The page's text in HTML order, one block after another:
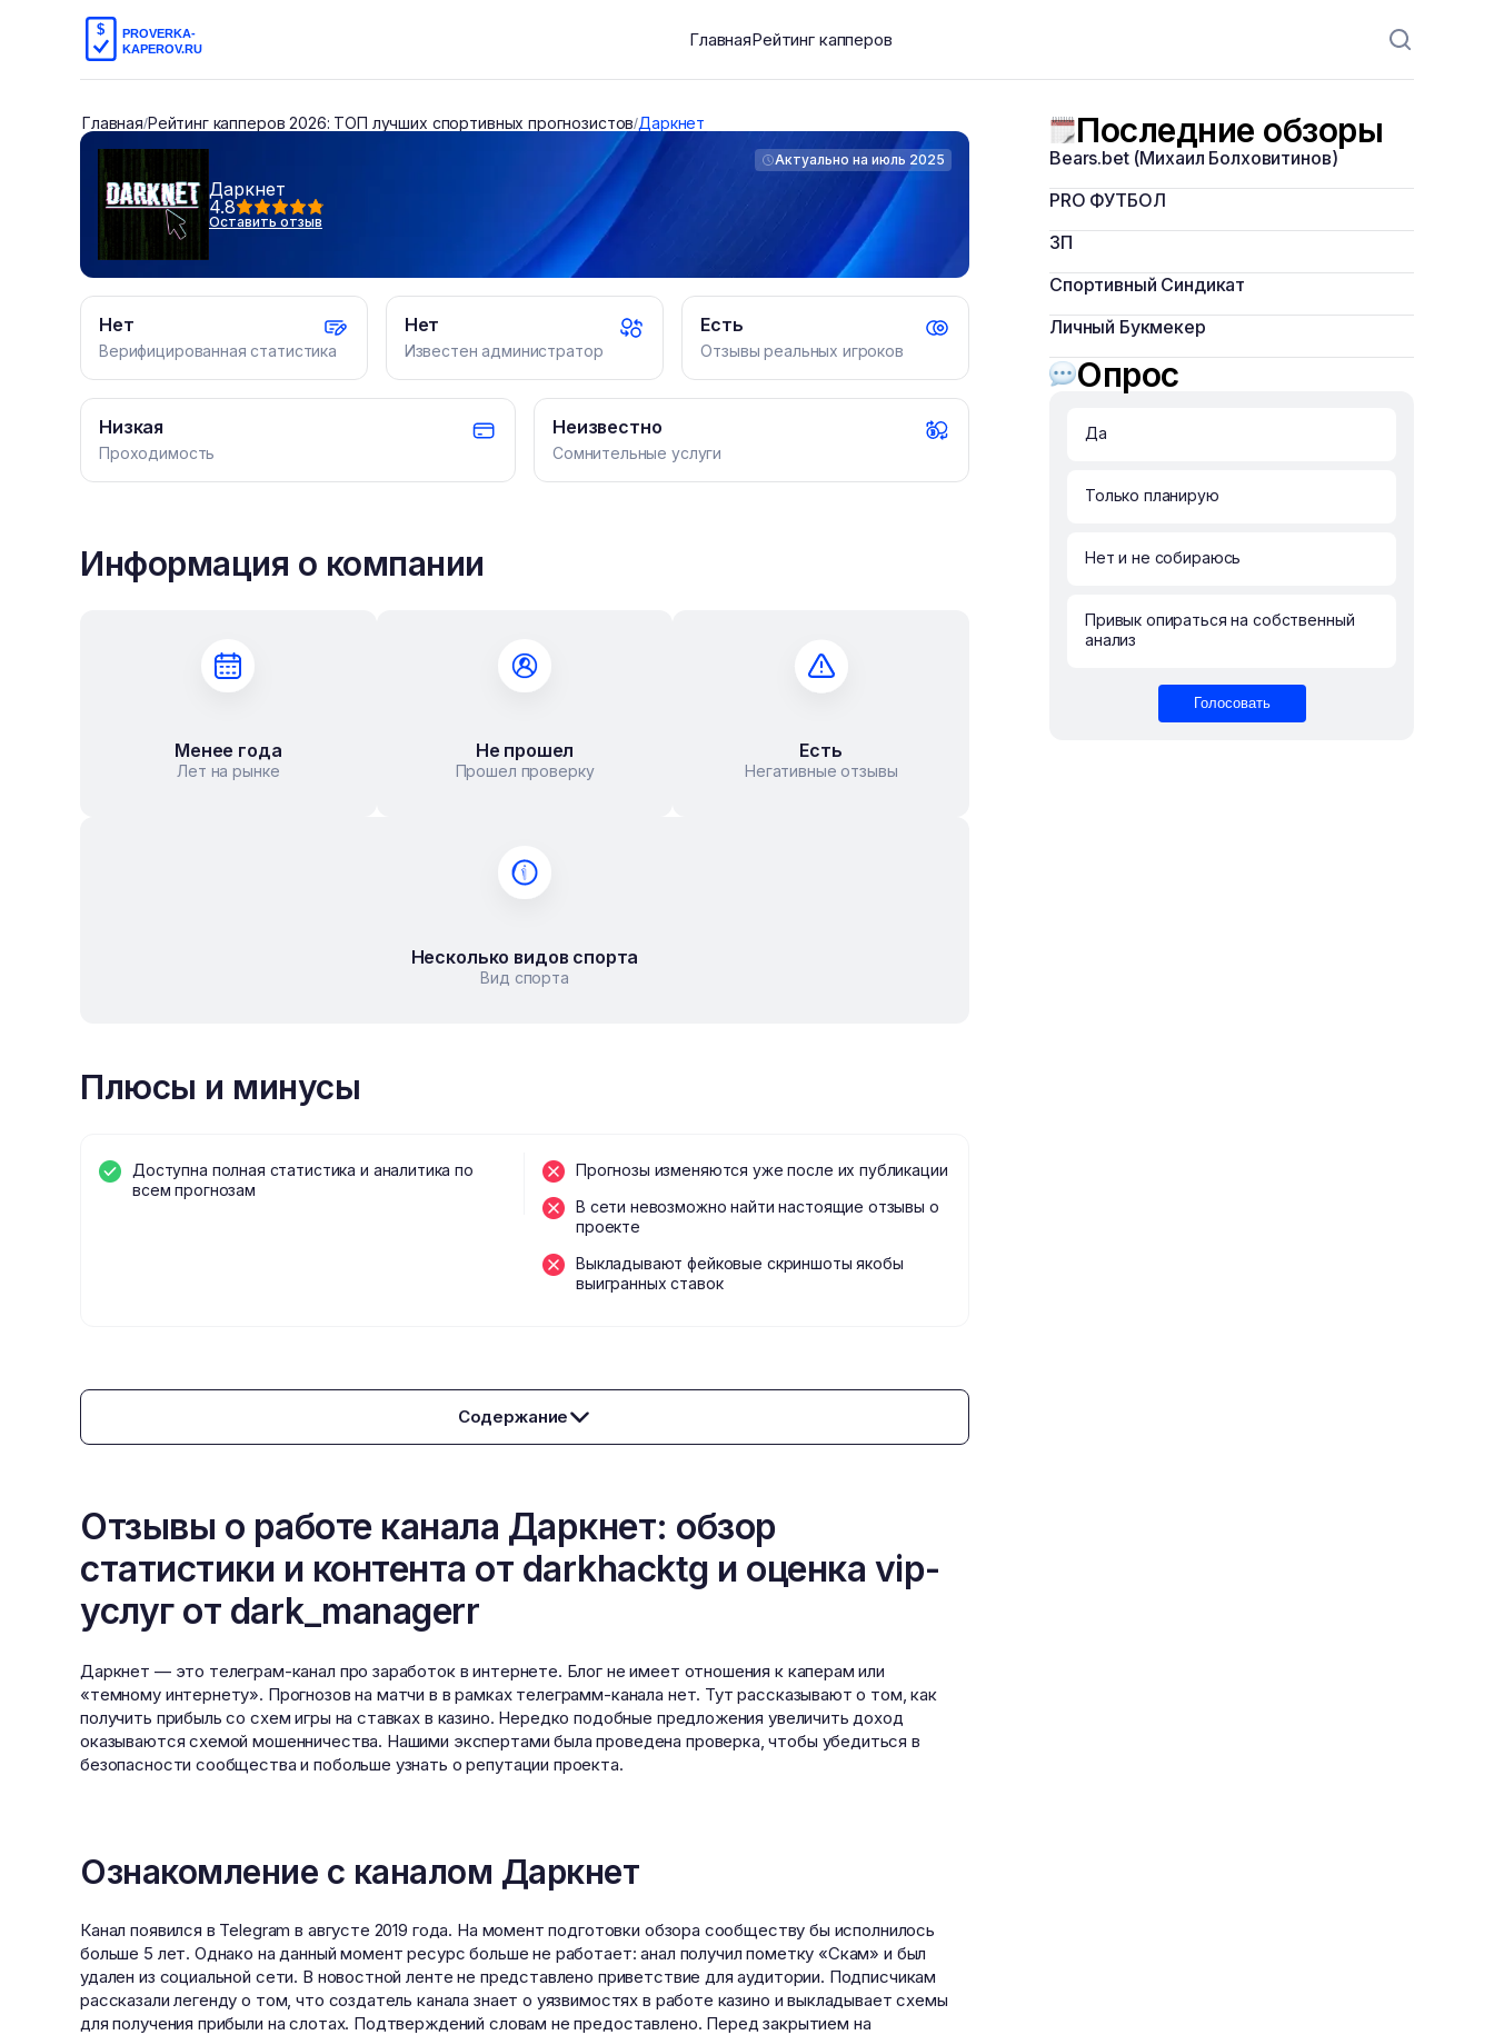
ГлавнаяРейтинг капперов
Главная/Рейтинг капперов 2026: ТОП лучших спортивных прогнозистов/Даркнет
Даркнет
4.8
Оставить отзыв
Актуально на июль 2025
Нет
Верифицированная статистика
Нет
Известен администратор
Есть
Отзывы реальных игроков
Низкая
Проходимость
Неизвестно
Сомнительные услуги
Информация о компании
Менее года
Лет на рынке
Не прошел
Прошел проверку
Есть
Негативные отзывы
Несколько видов спорта
Вид спорта
Плюсы и минусы
Доступна полная статистика и аналитика по
всем прогнозам
Прогнозы изменяются уже после их публикации
В сети невозможно найти настоящие отзывы о
проекте
Выкладывают фейковые скриншоты якобы
выигранных ставок
Содержание
Отзывы о работе канала Даркнет: обзор
статистики и контента от darkhacktg и оценка vip-
услуг от dark_managerr
Даркнет — это телеграм-канал про заработок в интернете. Блог не имеет отношения к каперам или
«темному интернету». Прогнозов на матчи в в рамках телеграмм-канала нет. Тут рассказывают о том, как
получить прибыль со схем игры на ставках в казино. Нередко подобные предложения увеличить доход
оказываются схемой мошенничества. Нашими экспертами была проведена проверка, чтобы убедиться в
безопасности сообщества и побольше узнать о репутации проекта.
Ознакомление с каналом Даркнет
Канал появился в Telegram в августе 2019 года. На момент подготовки обзора сообществу бы исполнилось
больше 5 лет. Однако на данный момент ресурс больше не работает: анал получил пометку «Скам» и был
удален из социальной сети. В новостной ленте не представлено приветствие для аудитории. Подписчикам
рассказали легенду о том, что создатель канала знает о уязвимостях в работе казино и выкладывает схемы
для получения прибыли на слотах. Подтверждений словам не предоставлено. Перед закрытием на
Последние обзоры
Bears.bet (Михаил Болховитинов)
PRO ФУТБОЛ
ЗП
Спортивный Синдикат
Личный Букмекер
Опрос
Да
Только планирую
Нет и не собираюсь
Привык опираться на собственный
анализ
Голосовать